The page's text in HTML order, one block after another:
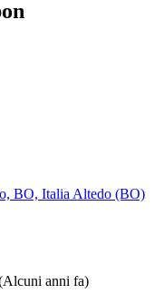
BO, Italia Altedo (BO)
anni fa)